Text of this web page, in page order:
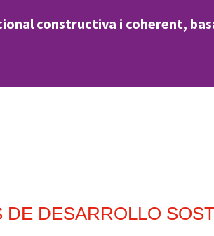
constructiva i coherent,
DE DESARROLLO